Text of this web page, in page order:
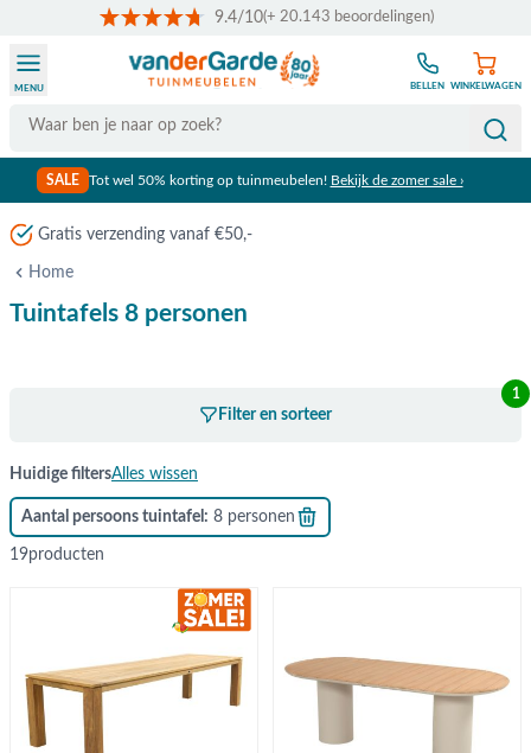
9.4/10(+ 20.143 beoordelingen)
Search
MENU BELLEN WINKELWAGEN
SALE Tot wel 50% korting op tuinmeubelen! Bekijk de zomer sale ›
Gratis verzending vanaf €50,-
Home
Tuintafels 8 personen
Filter en sorteer
1
Huidige filtersAlles wissen
Aantal persoons tuintafel 8 personen
19producten